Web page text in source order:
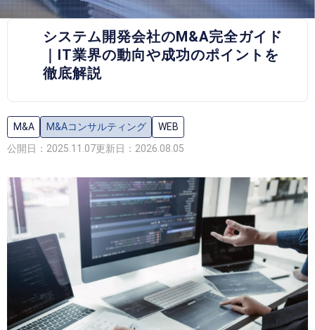
PRESS RELEASE
システム開発会社のM&A完全ガイド
｜IT業界の動向や成功のポイントを
徹底解説
M&A M&Aコンサルティング
WEB
公開日：2025.11.07更新日：2026.08.05